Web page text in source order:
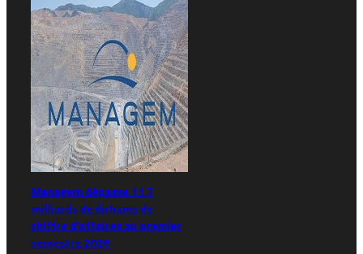
Managem dépasse 11,7
milliards de dirhams de
chiffre d’affaires au premier
semestre 2026